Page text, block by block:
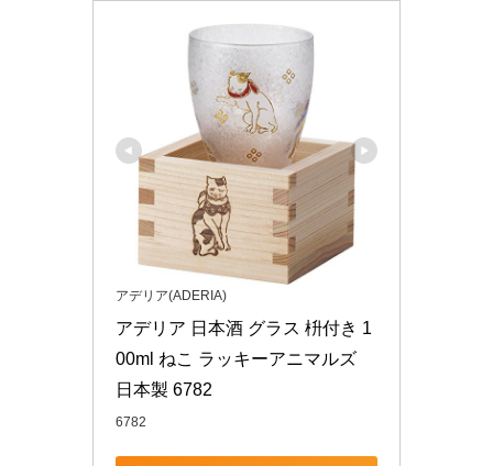
アデリア(ADERIA)
アデリア 日本酒 グラス 枡付き 1
00ml ねこ ラッキーアニマルズ
日本製 6782
6782